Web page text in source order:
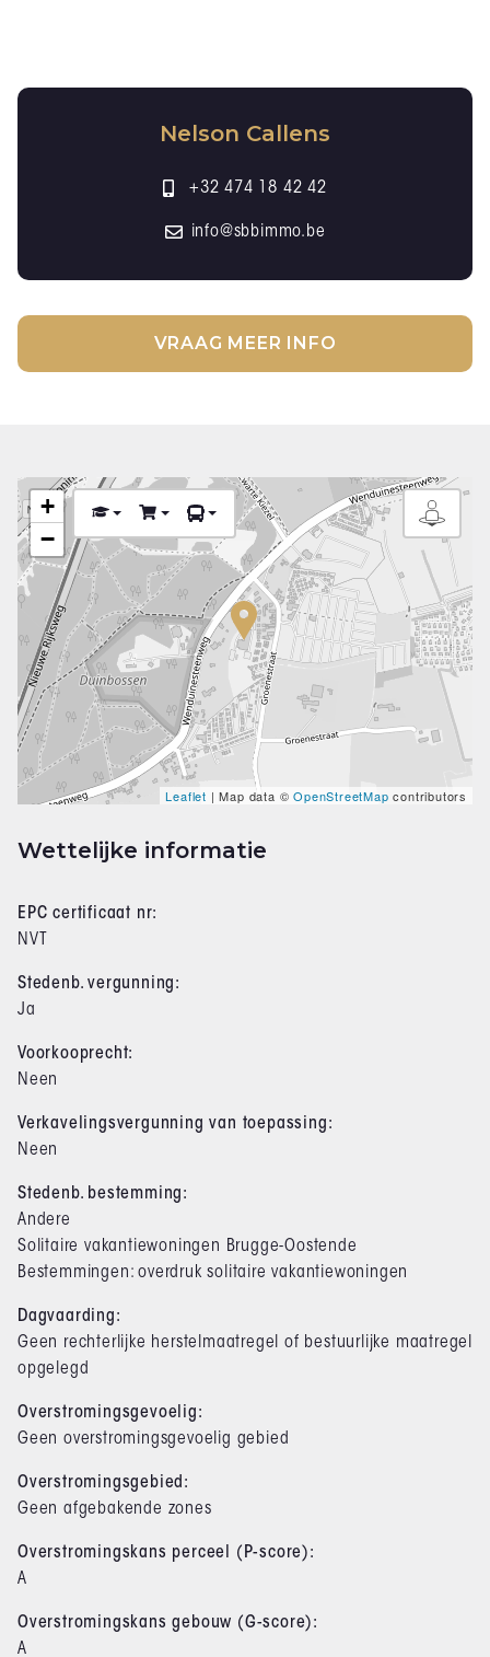
Nelson Callens
+32 474 18 42 42
info@sbbimmo.be
VRAAG MEER INFO
+
−
Leaflet | Map data ©OpenStreetMap contributors
Wettelijke informatie
EPC certificaat nr:
NVT
Stedenb. vergunning:
Ja
Voorkooprecht:
Neen
Verkavelingsvergunning van toepassing:
Neen
Stedenb. bestemming:
Andere
Solitaire vakantiewoningen Brugge-Oostende
Bestemmingen: overdruk solitaire vakantiewoningen
Dagvaarding:
Geen rechterlijke herstelmaatregel of bestuurlijke maatregel
opgelegd
Overstromingsgevoelig:
Geen overstromingsgevoelig gebied
Overstromingsgebied:
Geen afgebakende zones
Overstromingskans perceel (P-score):
A
Overstromingskans gebouw (G-score):
A